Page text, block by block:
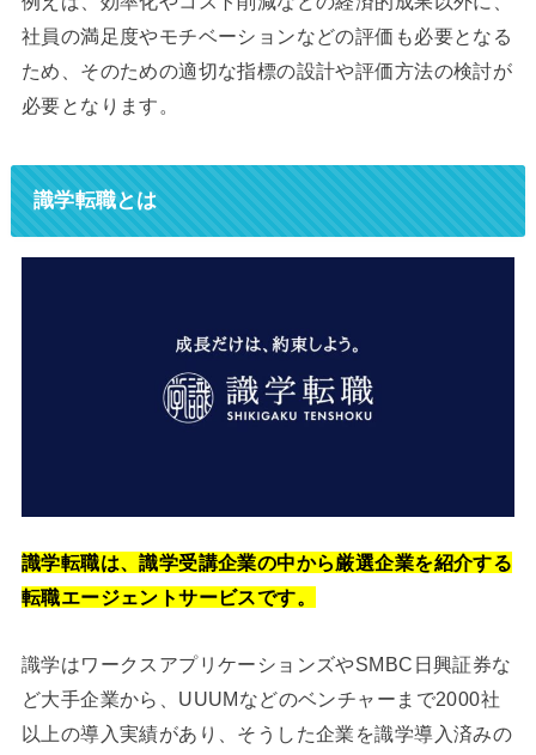
社員の満足度やモチベーションなどの評価も必要となる
ため、そのための適切な指標の設計や評価方法の検討が
必要となります。
識学転職とは
識学転職は、識学受講企業の中から厳選企業を紹介する
転職エージェントサービスです。
識学はワークスアプリケーションズやSMBC日興証券な
ど大手企業から、UUUMなどのベンチャーまで2000社
以上の導入実績があり、そうした企業を識学導入済みの